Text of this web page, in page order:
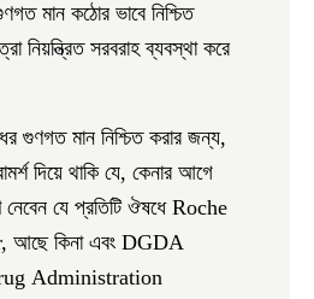
মান কঠোর ভাবে নিশ্চিত
নিয়ন্ত্রিত সরবরাহ ব্যবস্থা করে
গুণগত মান নিশ্চিত করার জন্য,
দিয়ে থাকি যে, কেনার আগে
যে প্রতিটি ঔষধে Roche
আছে কিনা এবং DGDA
Administration